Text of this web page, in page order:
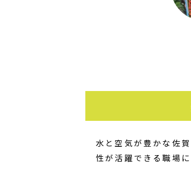
水と空気が豊かな佐
性が活躍できる職場